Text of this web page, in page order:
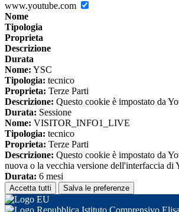
www.youtube.com
Nome
Tipologia
Proprieta
Descrizione
Durata
Nome: YSC
Tipologia: tecnico
Proprieta: Terze Parti
Descrizione: Questo cookie è impostato da
Durata: Sessione
Nome: VISITOR_INFO1_LIVE
Tipologia: tecnico
Proprieta: Terze Parti
Descrizione: Questo cookie è impostato da
nuova o la vecchia versione dell'interfaccia di
Durata: 6 mesi
Accetta tutti Salva le preferenze